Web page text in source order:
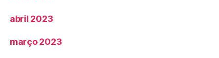
abril 2023
março 2023